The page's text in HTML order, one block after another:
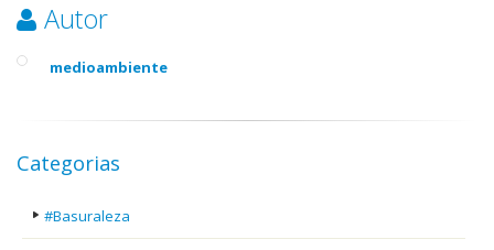
Autor
medioambiente
Categorias
#Basuraleza